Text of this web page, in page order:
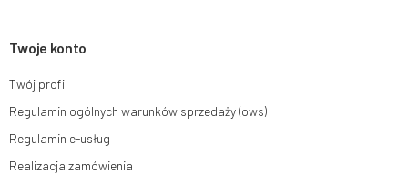
Twoje konto
Twój profil
Regulamin ogólnych warunków sprzedaży (ows)
Regulamin e-usług
Realizacja zamówienia